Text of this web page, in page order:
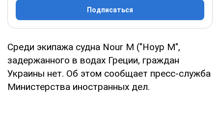
Подписаться
Среди экипажа судна Nour M ("Ноур М",
задержанного в водах Греции, граждан
Украины нет. Об этом сообщает пресс-служба
Министерства иностранных дел.